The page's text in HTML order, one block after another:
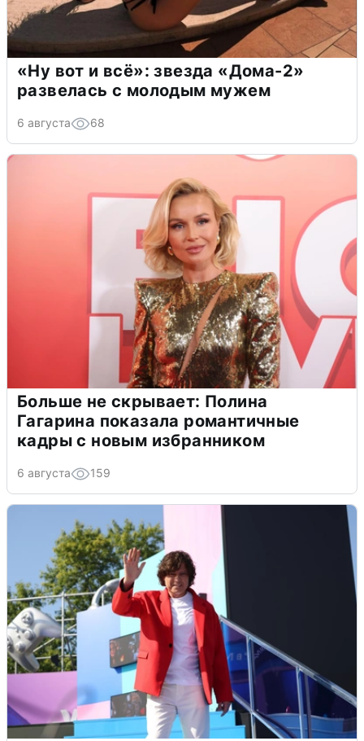
«Ну вот и всё»: звезда «Дома-2»
развелась с молодым мужем
6 августа 68
Больше не скрывает: Полина
Гагарина показала романтичные
кадры с новым избранником
6 августа 159